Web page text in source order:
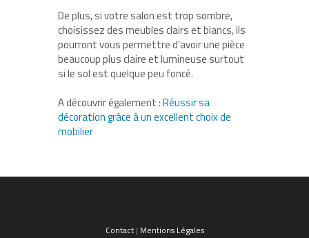
De plus, si votre salon est trop sombre,
choisissez des meubles clairs et blancs, ils
pourront vous permettre d’avoir une pièce
beaucoup plus claire et lumineuse surtout
si le sol est quelque peu foncé.
A découvrir également :Réussir sa
décoration grâce à un excellent choix de
mobilier
Contact| Mentions Légales